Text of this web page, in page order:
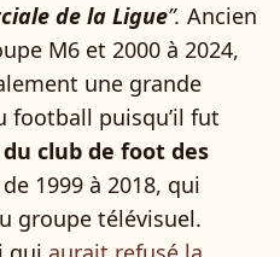
de la Ligue”. Ancien
M6 et 2000 à 2024,
une grande
football puisqu’il fut
club de foot des
de 1999 à 2018, qui
groupe télévisuel.